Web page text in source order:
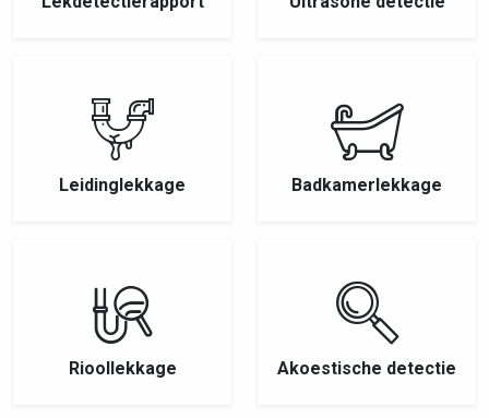
Leidinglekkage Badkamerlekkage
Rioollekkage Akoestische detectie